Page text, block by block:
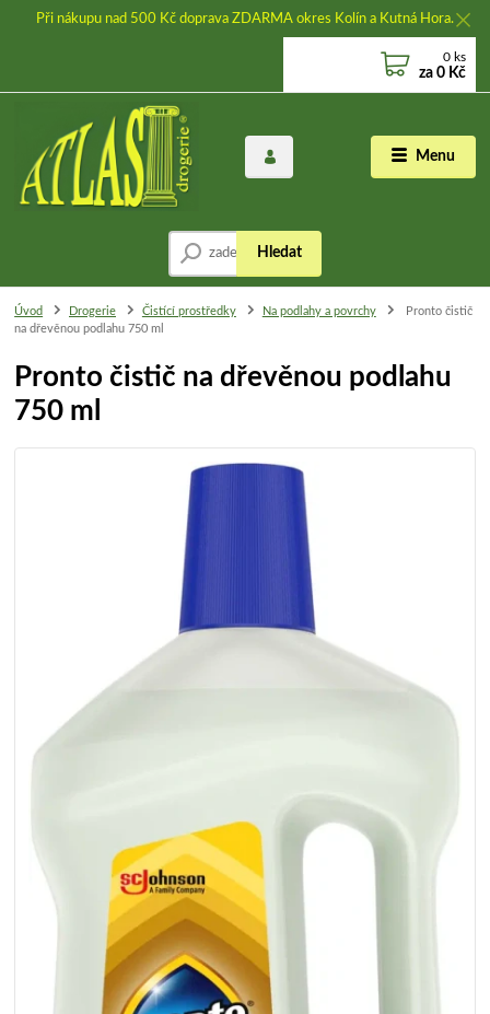
Při nákupu nad 500 Kč doprava ZDARMA okres Kolín a Kutná Hora.
Menu
Hledat
0 ks
za 0 Kč
Úvod Drogerie Čistící prostředky Na podlahy a povrchy
Pronto čistič
na dřevěnou podlahu 750 ml
Pronto čistič na dřevěnou podlahu
750 ml